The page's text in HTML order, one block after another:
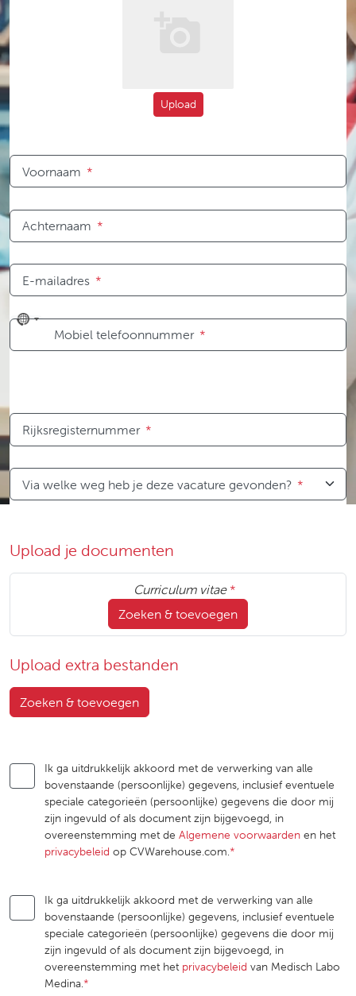
Upload
Voornaam *
Achternaam *
E-mailadres *
No
countryMobiel telefoonnummer *
Rijksregisternummer *
Via welke weg heb je deze vacature gevonden? *
Upload je documenten
Curriculum vitae *
Zoeken & toevoegen
Upload extra bestanden
Zoeken & toevoegen
Ik ga uitdrukkelijk akkoord met de verwerking van alle
bovenstaande (persoonlijke) gegevens, inclusief eventuele
speciale categorieën (persoonlijke) gegevens die door mij
zijn ingevuld of als document zijn bijgevoegd, in
overeenstemming met de Algemene voorwaarden en het
privacybeleid op CVWarehouse.com.*
Ik ga uitdrukkelijk akkoord met de verwerking van alle
bovenstaande (persoonlijke) gegevens, inclusief eventuele
speciale categorieën (persoonlijke) gegevens die door mij
zijn ingevuld of als document zijn bijgevoegd, in
overeenstemming met het privacybeleid van Medisch Labo
Medina. *